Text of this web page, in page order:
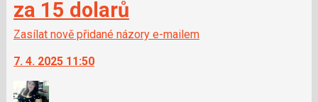
za 15 dolarů
Zasílat nově přidané názory e-mailem
7. 4. 2025 11:50